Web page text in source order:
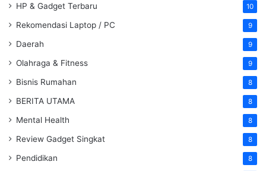
HP & Gadget Terbaru 10
Rekomendasi Laptop / PC 9
Daerah 9
Olahraga & Fitness 9
Bisnis Rumahan 8
BERITA UTAMA 8
Mental Health 8
Review Gadget Singkat 8
Pendidikan 8